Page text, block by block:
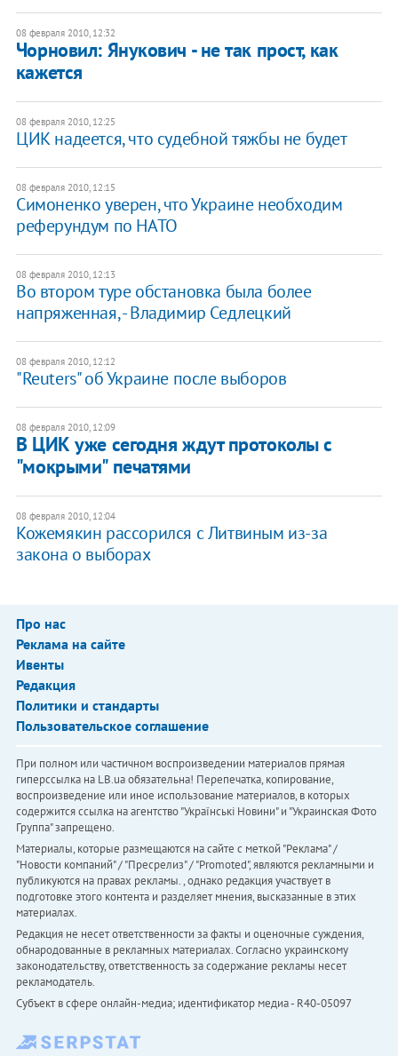
08 февраля 2010, 12:32
Чорновил: Янукович - не так прост, как
кажется
08 февраля 2010, 12:25
ЦИК надеется, что судебной тяжбы не будет
08 февраля 2010, 12:15
Симоненко уверен, что Украине необходим
реферундум по НАТО
08 февраля 2010, 12:13
Во втором туре обстановка была более
напряженная, - Владимир Седлецкий
08 февраля 2010, 12:12
"Reuters" об Украине после выборов
08 февраля 2010, 12:09
В ЦИК уже сегодня ждут протоколы с
"мокрыми" печатями
08 февраля 2010, 12:04
Кожемякин рассорился с Литвиным из-за
закона о выборах
Про нас
Реклама на сайте
Ивенты
Редакция
Политики и стандарты
Пользовательское соглашение
При полном или частичном воспроизведении материалов прямая
гиперссылка на LB.ua обязательна! Перепечатка, копирование,
воспроизведение или иное использование материалов, в которых
содержится ссылка на агентство "Українськi Новини" и "Украинская Фото
Группа" запрещено.
Материалы, которые размещаются на сайте с меткой "Реклама" /
"Новости компаний" / "Пресрелиз" / "Promoted", являются рекламными и
публикуются на правах рекламы. , однако редакция участвует в
подготовке этого контента и разделяет мнения, высказанные в этих
материалах.
Редакция не несет ответственности за факты и оценочные суждения,
обнародованные в рекламных материалах. Согласно украинскому
законодательству, ответственность за содержание рекламы несет
рекламодатель.
Субъект в сфере онлайн-медиа; идентификатор медиа - R40-05097